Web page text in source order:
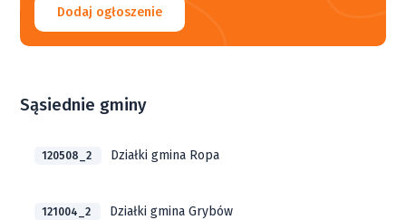
Dodaj ogłoszenie
Sąsiednie gminy
120508_2 Działki gmina Ropa
121004_2 Działki gmina Grybów